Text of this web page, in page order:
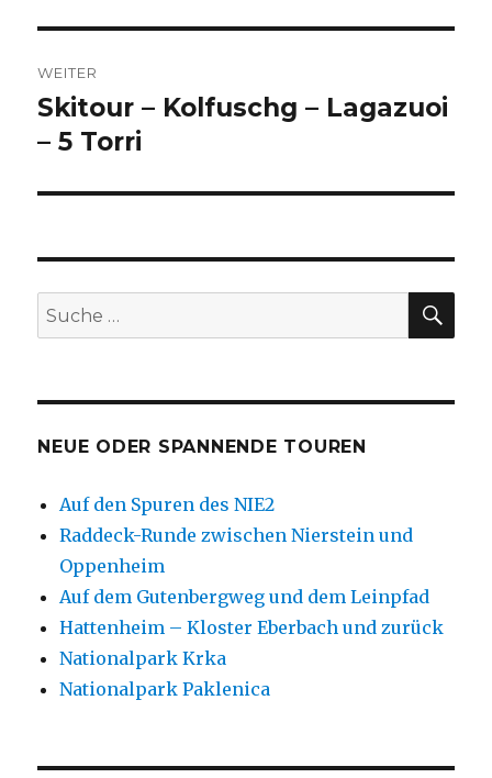
WEITER
Nächster
Beitrag:
Skitour – Kolfuschg – Lagazuoi
– 5 Torri
Suche
nach:
NEUE ODER SPANNENDE TOUREN
Auf den Spuren des NIE2
Raddeck-Runde zwischen Nierstein und
Oppenheim
Auf dem Gutenbergweg und dem Leinpfad
Hattenheim – Kloster Eberbach und zurück
Nationalpark Krka
Nationalpark Paklenica